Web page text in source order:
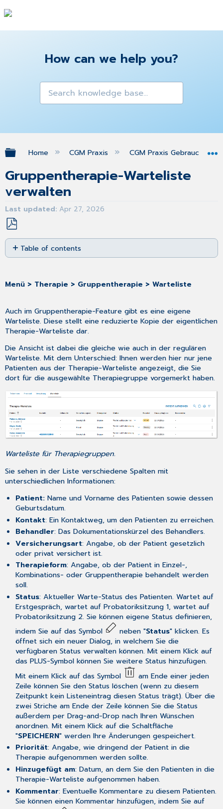
How can we help you?
Expand/collapse global hierarchy
Home CGM Praxis CGM Praxis
Gruppentherapie-Warteliste
verwalten
Last updated Apr 27, 2026
Save
as
PDF
Table of contents
No
Menü > Therapie > Gruppentherapie > Warteliste
Auch im Gruppentherapie-Feature gibt es eine eigene
Warteliste. Diese stellt eine reduzierte Kopie der eigentlichen
Therapie-Warteliste dar.
Die Ansicht ist dabei die gleiche wie auch in der regulären
Warteliste. Mit dem Unterschied: Ihnen werden hier nur jene
Patienten aus der Therapie-Warteliste angezeigt, die Sie
dort für die ausgewählte Therapiegruppe vorgemerkt haben.
Warteliste für Therapiegruppen.
Sie sehen in der Liste verschiedene Spalten mit
unterschiedlichen Informationen:
Patient:Name und Vorname des Patienten sowie dessen
Geburtsdatum.
Kontakt: Ein Kontaktweg, um den Patienten zu erreichen.
Behandler: Das Dokumentationskürzel des Behandlers.
Versicherungsart: Angabe, ob der Patient gesetzlich
oder privat versichert ist.
Therapieform: Angabe, ob der Patient in Einzel-,
Kombinations- oder Gruppentherapie behandelt werden
soll.
Status: Aktueller Warte-Status des Patienten. Wartet auf
Erstgespräch, wartet auf Probatoriksitzung 1, wartet auf
Probatoriksitzung 2. Sie können eigene Status definieren,
indem Sie auf das Symbol
neben "Status" klicken. Es
öffnet sich ein neuer Dialog, in welchem Sie die
verfügbaren Status verwalten können. Mit einem Klick auf
das PLUS-Symbol können Sie weitere Status hinzufügen.
Mit einem Klick auf das Symbol
am Ende einer jeden
Zeile können Sie den Status löschen (wenn zu diesem
Zeitpunkt kein Listeneintrag diesen Status trägt). Über die
zwei Striche am Ende der Zeile können Sie die Status
außerdem per Drag-and-Drop nach Ihren Wünschen
anordnen. Mit einem Klick auf die Schaltfläche
"SPEICHERN" werden Ihre Änderungen gespeichert.
Priorität: Angabe, wie dringend der Patient in die
Therapie aufgenommen werden sollte.
Hinzugefügt am: Datum, an dem Sie den Patienten in die
Therapie-Warteliste aufgenommen haben.
Kommentar: Eventuelle Kommentare zu diesem Patienten.
Sie können einen Kommentar hinzufügen, indem Sie auf